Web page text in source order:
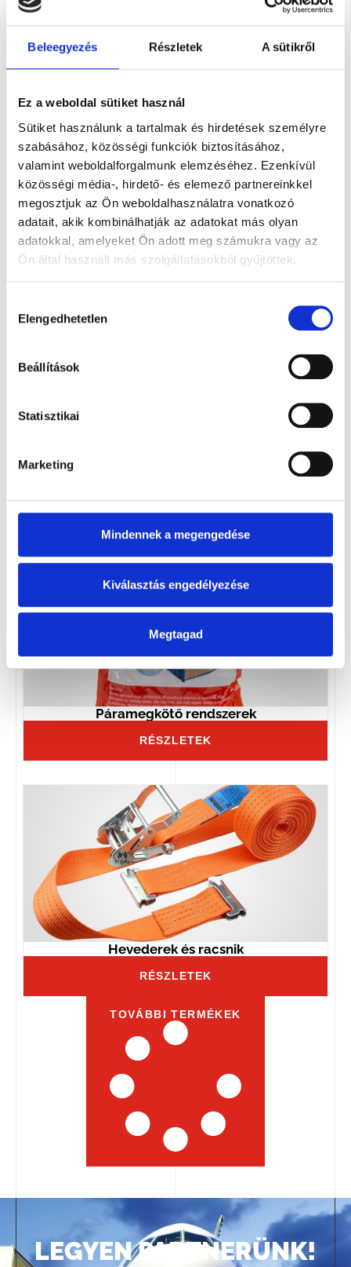
Beleegyezés Részletek A sütikről
Ez a weboldal sütiket használ
Sütiket használunk a tartalmak és hirdetések személyre
szabásához, közösségi funkciók biztosításához,
valamint weboldalforgalmunk elemzéséhez. Ezenkívül
közösségi média-, hirdető- és elemező partnereinkkel
megosztjuk az Ön weboldalhasználatra vonatkozó
adatait, akik kombinálhatják az adatokat más olyan
adatokkal, amelyeket Ön adott meg számukra vagy az
Ön által használt más szolgáltatásokból gyűjtöttek.
kiválasztása
Elengedhetetlen
Beállítások
Statisztikai
Marketing
Mindennek a megengedése
Kiválasztás engedélyezése
Megtagad
Kartonos kitöltők
RÉSZLETEK
RÉSZLETEK
Páramegkötő rendszerek
RÉSZLETEK
Hevederek és racsnik
RÉSZLETEK
TOVÁBBI TERMÉKEK
LEGYEN PARTNERÜNK!